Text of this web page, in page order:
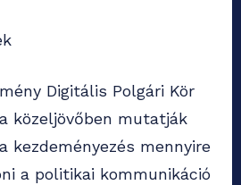
Digitális Polgári Kör
közeljövőben mutatják
kezdeményezés mennyire
a politikai kommunikáció